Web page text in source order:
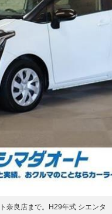
奈良店まで。H29年式 シエンタ